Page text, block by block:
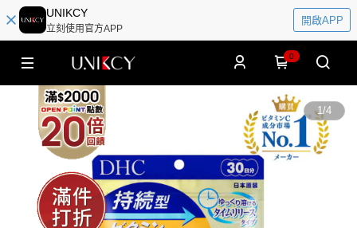
UNIKCY
立刻使用官方APP
開啟APP
0
1/4